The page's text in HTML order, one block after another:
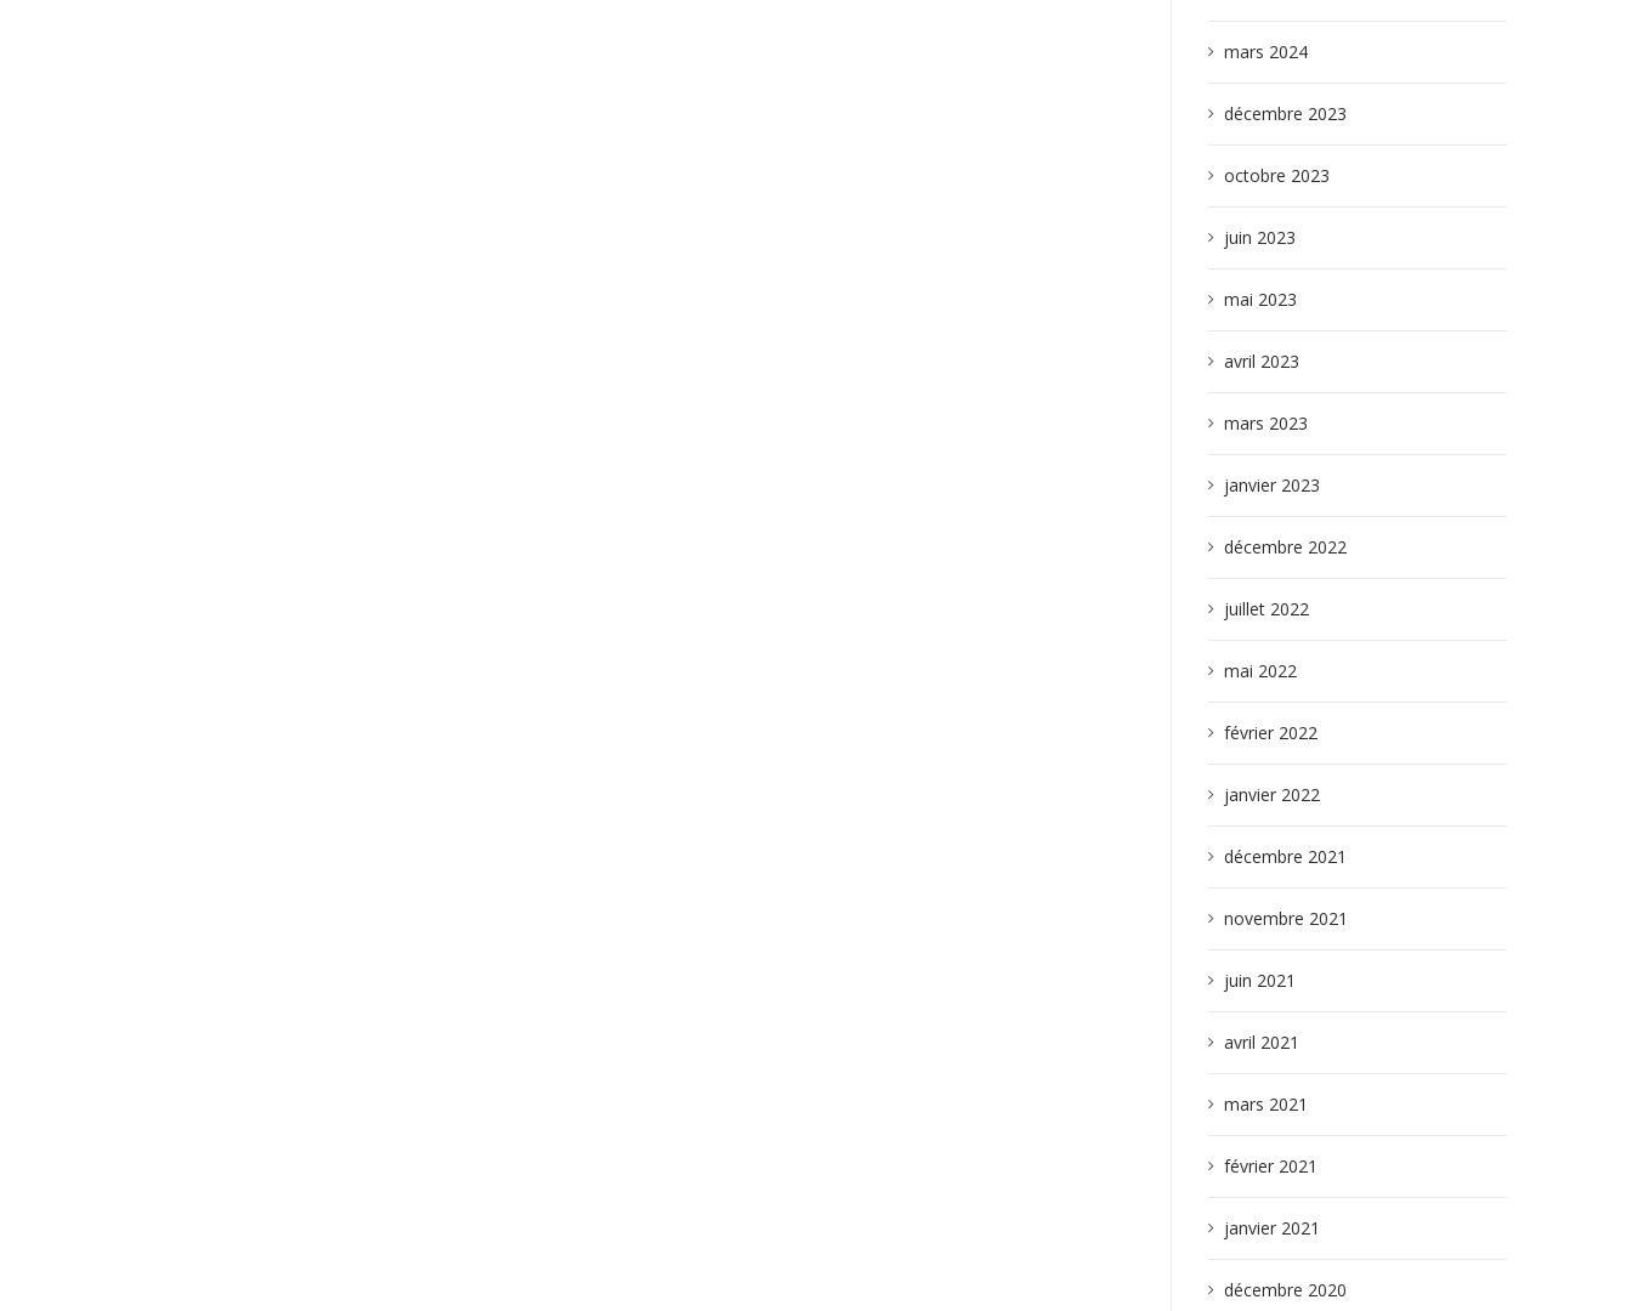
mars 2024
décembre 2023
octobre 2023
juin 2023
mai 2023
avril 2023
mars 2023
janvier 2023
décembre 2022
juillet 2022
mai 2022
février 2022
janvier 2022
décembre 2021
novembre 2021
juin 2021
avril 2021
mars 2021
février 2021
janvier 2021
décembre 2020